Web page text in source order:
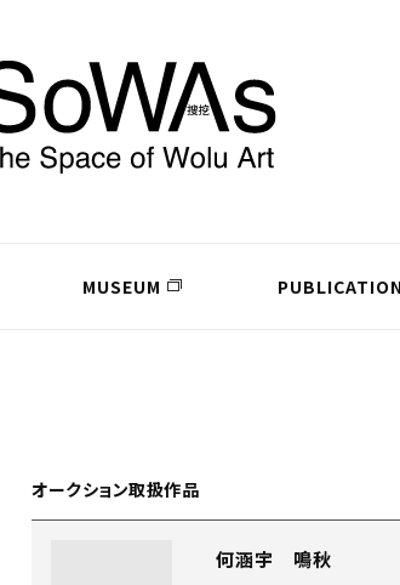
MUSEUM
オークション取扱作品
何涵宇 鳴秋